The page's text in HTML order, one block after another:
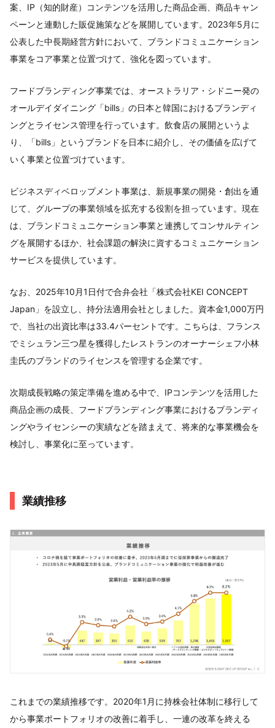
案、IP（知的財産）コンテンツを活用した商品企画、商品キャン
ペーンと連動した販促施策などを展開しています。2023年5月に
公表した中長期経営方針において、ブランドコミュニケーション
事業をコア事業と位置づけて、強化を図っています。
フードブランディング事業では、オーストラリア・シドニー発の
オールデイダイニング「bills」の日本と韓国におけるブランディ
ングとライセンス管理を行っています。飲食店の展開というよ
り、「bills」というブランドを日本に紹介し、その価値を広げて
いく事業と位置づけています。
ビジネスディベロップメント事業は、新規事業の開発・創出を通
じて、グループの事業領域を拡充する役割を担っています。現在
は、ブランドコミュニケーション事業と連携してコンサルティン
グを展開するほか、社会課題の解決に資するコミュニケーション
サービスを提供しています。
なお、2025年10月1日付で合弁会社「株式会社KEI CONCEPT
Japan」を設立し、持分法適用会社としました。資本金1,000万円
で、当社の出資比率は33.4パーセントです。こちらは、フランス
でミシュラン三つ星を獲得したレストランのオーナーシェフ小林
圭氏のブランドのライセンスを管理する企業です。
次期成長戦略の策定準備を進める中で、IPコンテンツを活用した
商品企画の成長、フードブランディング事業におけるブランディ
ングやライセンシーの実績などを踏まえて、将来的な事業機会を
検討し、事業化に至っています。
業績推移
これまでの業績推移です。2020年1月に持株会社体制に移行して
から事業ポートフォリオの改善に着手し、一連の改革を終える